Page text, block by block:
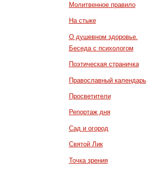
Молитвенное правило
На стыке
О душевном здоровье.
Беседа с психологом
Поэтическая страничка
Православный календарь
Просветители
Репортаж дня
Сад и огород
Святой Лик
Точка зрения